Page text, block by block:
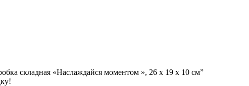
складная «Наслаждайся моментом », 26 х 19 х 10 см”